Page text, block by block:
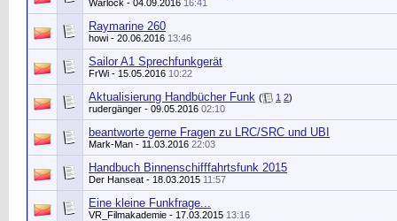
Warlock - 04.09.2016 16:41
Raymarine 260
howi - 20.06.2016 13:46
Sailor A1 Sprechfunkgerät
FrWi - 15.05.2016 10:22
Aktualisierung Handbücher Funk ( 1 2)
rudergänger - 09.05.2016 02:10
beantworte gerne Fragen zu LRC/SRC und UBI
Mark-Man - 11.03.2016 22:03
Handbuch Binnenschifffahrtsfunk 2015
Der Hanseat - 18.03.2015 11:57
Eine kleine Funkfrage...
VR_Filmakademie - 17.03.2015 13:16